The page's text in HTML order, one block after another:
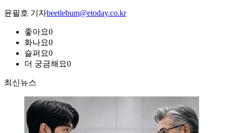
윤필호 기자beetlebum@etoday.co.kr
좋아요0
화나요0
슬퍼요0
더 궁금해요0
최신뉴스